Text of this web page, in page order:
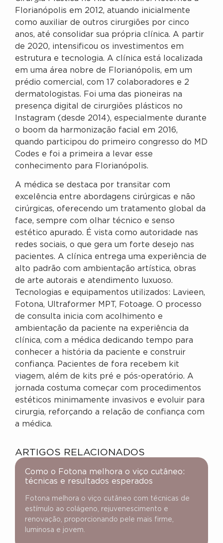
Florianópolis em 2012, atuando inicialmente
como auxiliar de outros cirurgiões por cinco
anos, até consolidar sua própria clínica. A partir
de 2020, intensificou os investimentos em
estrutura e tecnologia. A clínica está localizada
em uma área nobre de Florianópolis, em um
prédio comercial, com 17 colaboradores e 2
dermatologistas. Foi uma das pioneiras na
presença digital de cirurgiões plásticos no
Instagram (desde 2014), especialmente durante
o boom da harmonização facial em 2016,
quando participou do primeiro congresso do MD
Codes e foi a primeira a levar esse
conhecimento para Florianópolis.
A médica se destaca por transitar com
excelência entre abordagens cirúrgicas e não
cirúrgicas, oferecendo um tratamento global da
face, sempre com olhar técnico e senso
estético apurado. É vista como autoridade nas
redes sociais, o que gera um forte desejo nas
pacientes. A clínica entrega uma experiência de
alto padrão com ambientação artística, obras
de arte autorais e atendimento luxuoso.
Tecnologias e equipamentos utilizados: Lavieen,
Fotona, Ultraformer MPT, Fotoage. O processo
de consulta inicia com acolhimento e
ambientação da paciente na experiência da
clínica, com a médica dedicando tempo para
conhecer a história da paciente e construir
confiança. Pacientes de fora recebem kit
viagem, além de kits pré e pós-operatório. A
jornada costuma começar com procedimentos
estéticos minimamente invasivos e evoluir para
cirurgia, reforçando a relação de confiança com
a médica.
ARTIGOS RELACIONADOS
Como o Fotona melhora o viço cutâneo:
técnicas e resultados esperados
Fotona melhora o viço cutâneo com técnicas de
estímulo ao colágeno, rejuvenescimento e
renovação, proporcionando pele mais firme,
luminosa e jovem.